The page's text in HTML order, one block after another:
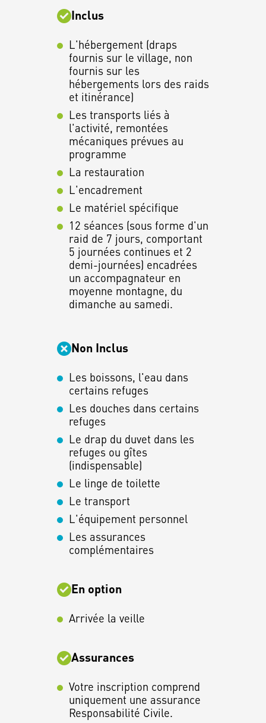
Inclus
L'hébergement (draps
fournis sur le village, non
fournis sur les
hébergements lors des raids
et itinérance)
Les transports liés à
l'activité, remontées
mécaniques prévues au
programme
La restauration
L'encadrement
Le matériel spécifique
12 séances (sous forme d'un
raid de 7 jours, comportant
5 journées continues et 2
demi-journées) encadrées
un accompagnateur en
moyenne montagne, du
dimanche au samedi.
Non Inclus
Les boissons, l'eau dans
certains refuges
Les douches dans certains
refuges
Le drap du duvet dans les
refuges ou gîtes
(indispensable)
Le linge de toilette
Le transport
L'équipement personnel
Les assurances
complémentaires
En option
Arrivée la veille
Assurances
Votre inscription comprend
uniquement une assurance
Responsabilité Civile.